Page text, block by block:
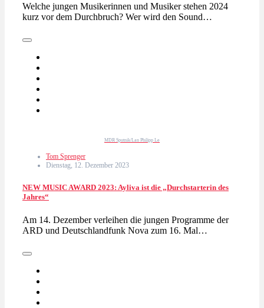
Welche jungen Musikerinnen und Musiker stehen 2024
kurz vor dem Durchbruch? Wer wird den Sound…
MDR Sputnik/Lan Philipp Le
Tom Sprenger
Dienstag, 12. Dezember 2023
NEW MUSIC AWARD 2023: Ayliva ist die „Durchstarterin des
Jahres“
Am 14. Dezember verleihen die jungen Programme der
ARD und Deutschlandfunk Nova zum 16. Mal…